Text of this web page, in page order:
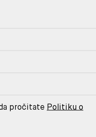
pročitate Politiku o